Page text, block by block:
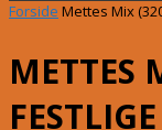
Forside Mettes Mix
METTES